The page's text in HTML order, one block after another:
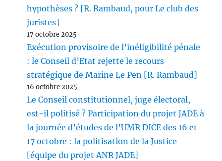
hypothèses ? [R. Rambaud, pour Le club des
juristes]
17 octobre 2025
Exécution provisoire de l’inéligibilité pénale
: le Conseil d’Etat rejette le recours
stratégique de Marine Le Pen [R. Rambaud]
16 octobre 2025
Le Conseil constitutionnel, juge électoral,
est-il politisé ? Participation du projet JADE à
la journée d’études de l’UMR DICE des 16 et
17 octobre : la politisation de la Justice
[équipe du projet ANR JADE]